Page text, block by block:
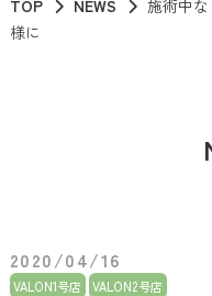
TOP NEWS
施術中
様に
2020/04/16
VALON1号店 VALON2号店